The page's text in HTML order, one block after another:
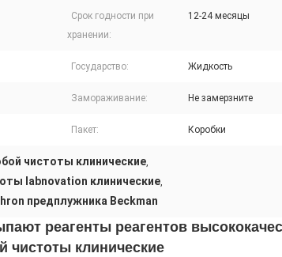
Срок годности при
хранении:
12-24 месяцы
Государство: Жидкость
Замораживание: Не замерзните
Пакет: Коробки
чистоты клинические,
labnovation клинические,
предплужника Beckman
реагенты реагентов
чистоты клинические